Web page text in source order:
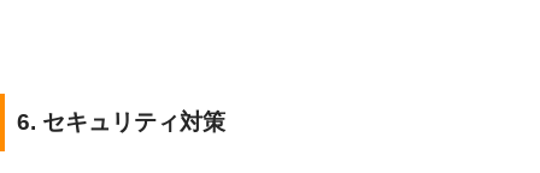
6. セキュリティ対策